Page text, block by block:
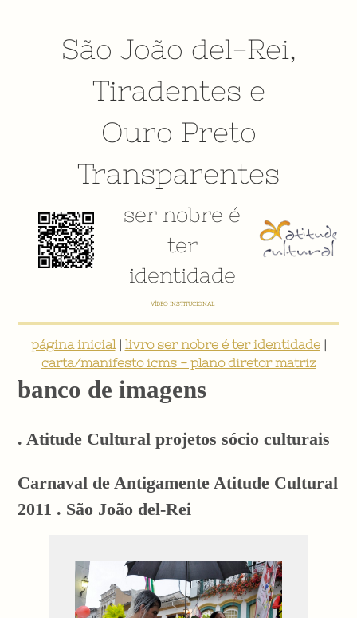
São João del-Rei,
Tiradentes e
Ouro Preto
Transparentes
ser nobre é
ter
identidade
VÍDEO INSTITUCIONAL
página inicial| livro ser nobre é ter identidade|
carta/manifesto icms - plano diretor matriz
banco de imagens
. Atitude Cultural projetos sócio culturais
Carnaval de Antigamente Atitude Cultural
2011 . São João del-Rei